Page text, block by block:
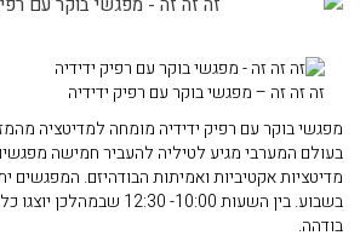
זה זה זה – מפגשי בוקר עם רפיק ידידיה
מפגשי בוקר עם רפיק ידידיה מומחה למדיטציה
בעולם המערבי מגיע לטיליה להעביר חמישה מפגשים
בשבוע. בין השעות 10:00-
בודהה.